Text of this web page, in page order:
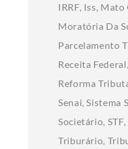
IRRF Iss Mato
Moratória Da
Parcelamento
Receita Federal
Reforma
Senai Sistema S
Societário STF
Triburário